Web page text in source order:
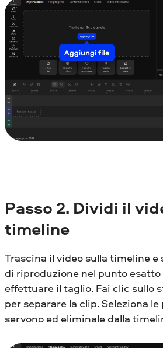
Passo 2. Dividi il
timeline
Trascina il video sulla timeline e
di riproduzione nel punto
effettuare il taglio. Fai clic sullo
per separare la clip. Seleziona
servono ed eliminale dalla